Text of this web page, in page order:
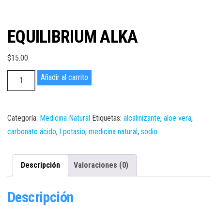
EQUILIBRIUM ALKA
$15.00
EQUILIBRIUM
ALKA
Añadir al carrito
Categoría: Medicina Natural Etiquetas: alcalinizante, aloe vera,
carbonato ácido, l potasio, medicina natural, sodio
Descripción Valoraciones (0)
Descripción